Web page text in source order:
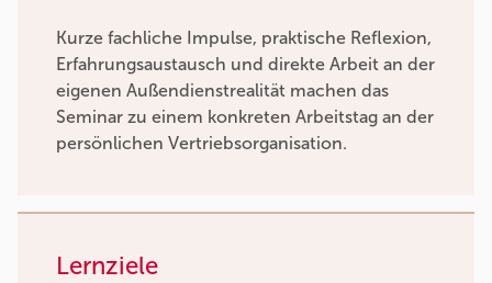
Kurze fachliche Impulse, praktische Reflexion,
Erfahrungsaustausch und direkte Arbeit an der
eigenen Außendienstrealität machen das
Seminar zu einem konkreten Arbeitstag an der
persönlichen Vertriebsorganisation.
Lernziele